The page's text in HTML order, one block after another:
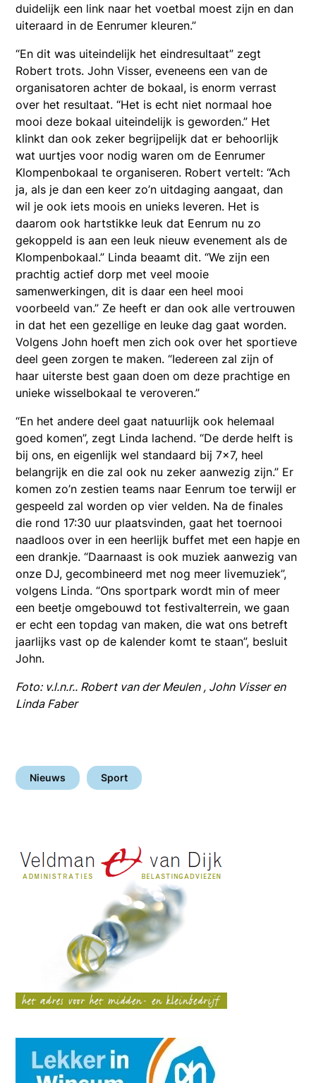
duidelijk een link naar het voetbal moest zijn en dan
uiteraard in de Eenrumer kleuren.”
“En dit was uiteindelijk het eindresultaat” zegt
Robert trots. John Visser, eveneens een van de
organisatoren achter de bokaal, is enorm verrast
over het resultaat. “Het is echt niet normaal hoe
mooi deze bokaal uiteindelijk is geworden.” Het
klinkt dan ook zeker begrijpelijk dat er behoorlijk
wat uurtjes voor nodig waren om de Eenrumer
Klompenbokaal te organiseren. Robert vertelt: “Ach
ja, als je dan een keer zo’n uitdaging aangaat, dan
wil je ook iets moois en unieks leveren. Het is
daarom ook hartstikke leuk dat Eenrum nu zo
gekoppeld is aan een leuk nieuw evenement als de
Klompenbokaal.” Linda beaamt dit. “We zijn een
prachtig actief dorp met veel mooie
samenwerkingen, dit is daar een heel mooi
voorbeeld van.” Ze heeft er dan ook alle vertrouwen
in dat het een gezellige en leuke dag gaat worden.
Volgens John hoeft men zich ook over het sportieve
deel geen zorgen te maken. “Iedereen zal zijn of
haar uiterste best gaan doen om deze prachtige en
unieke wisselbokaal te veroveren.”
“En het andere deel gaat natuurlijk ook helemaal
goed komen”, zegt Linda lachend. “De derde helft is
bij ons, en eigenlijk wel standaard bij 7×7, heel
belangrijk en die zal ook nu zeker aanwezig zijn.” Er
komen zo’n zestien teams naar Eenrum toe terwijl er
gespeeld zal worden op vier velden. Na de finales
die rond 17:30 uur plaatsvinden, gaat het toernooi
naadloos over in een heerlijk buffet met een hapje en
een drankje. “Daarnaast is ook muziek aanwezig van
onze DJ, gecombineerd met nog meer livemuziek”,
volgens Linda. “Ons sportpark wordt min of meer
een beetje omgebouwd tot festivalterrein, we gaan
er echt een topdag van maken, die wat ons betreft
jaarlijks vast op de kalender komt te staan”, besluit
John.
Foto: v.l.n.r.. Robert van der Meulen , John Visser en
Linda Faber
Nieuws Sport